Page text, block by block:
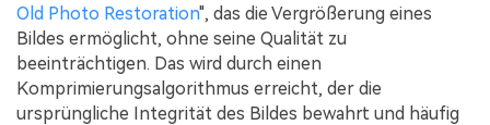
Old Photo Restoration", das die Vergrößerung eines
Bildes ermöglicht, ohne seine Qualität zu
beeinträchtigen. Das wird durch einen
Komprimierungsalgorithmus erreicht, der die
ursprüngliche Integrität des Bildes bewahrt und häufig